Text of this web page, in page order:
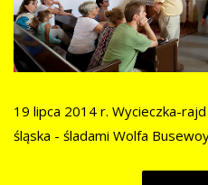
19 lipca 2014 r. Wycieczka-
śląska - śladami Wolfa